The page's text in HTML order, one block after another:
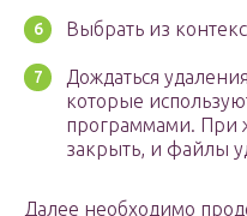
Выбрать из
Дождаться
которые
программами. При
закрыть, и файлы
Далее необходимо